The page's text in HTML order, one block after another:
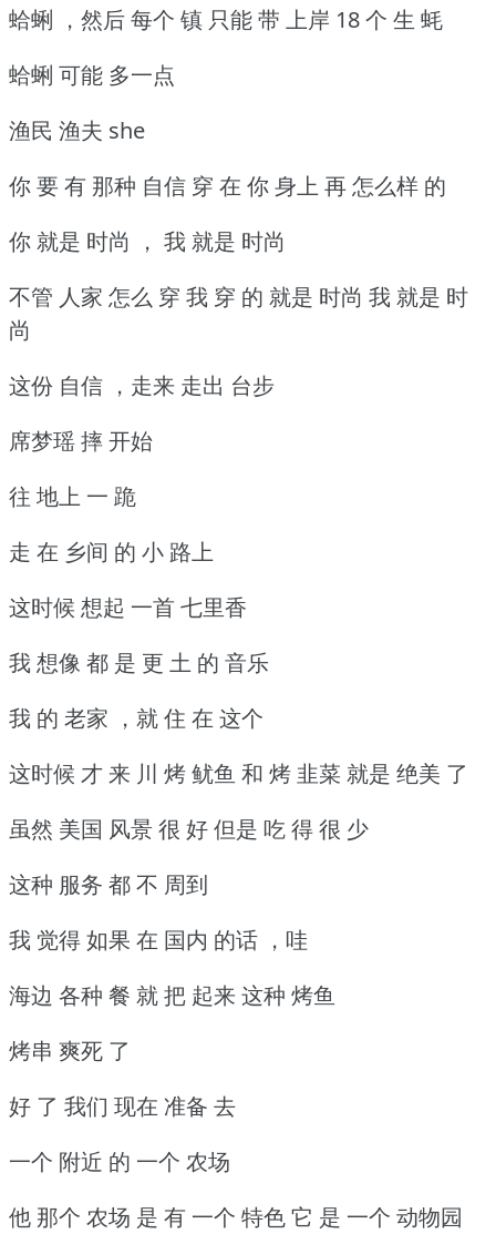
蛤蜊 ，然后 每个 镇 只能 带 上岸 18 个 生 蚝
蛤蜊 可能 多一点
渔民 渔夫 she
你 要 有 那种 自信 穿 在 你 身上 再 怎么样 的
你 就是 时尚 ， 我 就是 时尚
不管 人家 怎么 穿 我 穿 的 就是 时尚 我 就是 时
尚
这份 自信 ，走来 走出 台步
席梦瑶 摔 开始
往 地上 一 跪
走 在 乡间 的 小 路上
这时候 想起 一首 七里香
我 想像 都 是 更 土 的 音乐
我 的 老家 ，就 住 在 这个
这时候 才 来 川 烤 鱿鱼 和 烤 韭菜 就是 绝美 了
虽然 美国 风景 很 好 但是 吃 得 很 少
这种 服务 都 不 周到
我 觉得 如果 在 国内 的话 ，哇
海边 各种 餐 就 把 起来 这种 烤鱼
烤串 爽死 了
好 了 我们 现在 准备 去
一个 附近 的 一个 农场
他 那个 农场 是 有 一个 特色 它 是 一个 动物园